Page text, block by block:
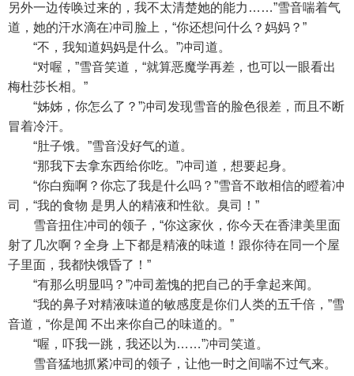
另外一边传唤过来的，我不太清楚她的能力……”雪音喘着气
道，她的汗水滴在冲司脸上，“你还想问什么？妈妈？”
“不，我知道妈妈是什么。”冲司道。
“对喔，”雪音笑道，“就算恶魔学再差，也可以一眼看出
梅杜莎长相。”
“姊姊，你怎么了？”冲司发现雪音的脸色很差，而且不断
冒着冷汗。
“肚子饿。”雪音没好气的道。
“那我下去拿东西给你吃。”冲司道，想要起身。
“你白痴啊？你忘了我是什么吗？”雪音不敢相信的瞪着冲
司，“我的食物 是男人的精液和性欲。臭司！”
雪音扭住冲司的领子，“你这家伙，你今天在香津美里面
射了几次啊？全身 上下都是精液的味道！跟你待在同一个屋
子里面，我都快饿昏了！”
“有那么明显吗？”冲司羞愧的把自己的手拿起来闻。
“我的鼻子对精液味道的敏感度是你们人类的五千倍，”雪
音道，“你是闻 不出来你自己的味道的。”
“喔，吓我一跳，我还以为……”冲司笑道。
雪音猛地抓紧冲司的领子，让他一时之间喘不过气来。